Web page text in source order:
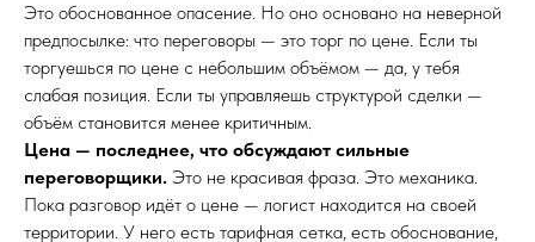
Это обоснованное опасение. Но оно основано на неверной
предпосылке: что переговоры — это торг по цене. Если ты
торгуешься по цене с небольшим объёмом — да, у тебя
слабая позиция. Если ты управляешь структурой сделки —
объём становится менее критичным.
Цена — последнее, что обсуждают сильные
переговорщики. Это не красивая фраза. Это механика.
Пока разговор идёт о цене — логист находится на своей
территории. У него есть тарифная сетка, есть обоснование,